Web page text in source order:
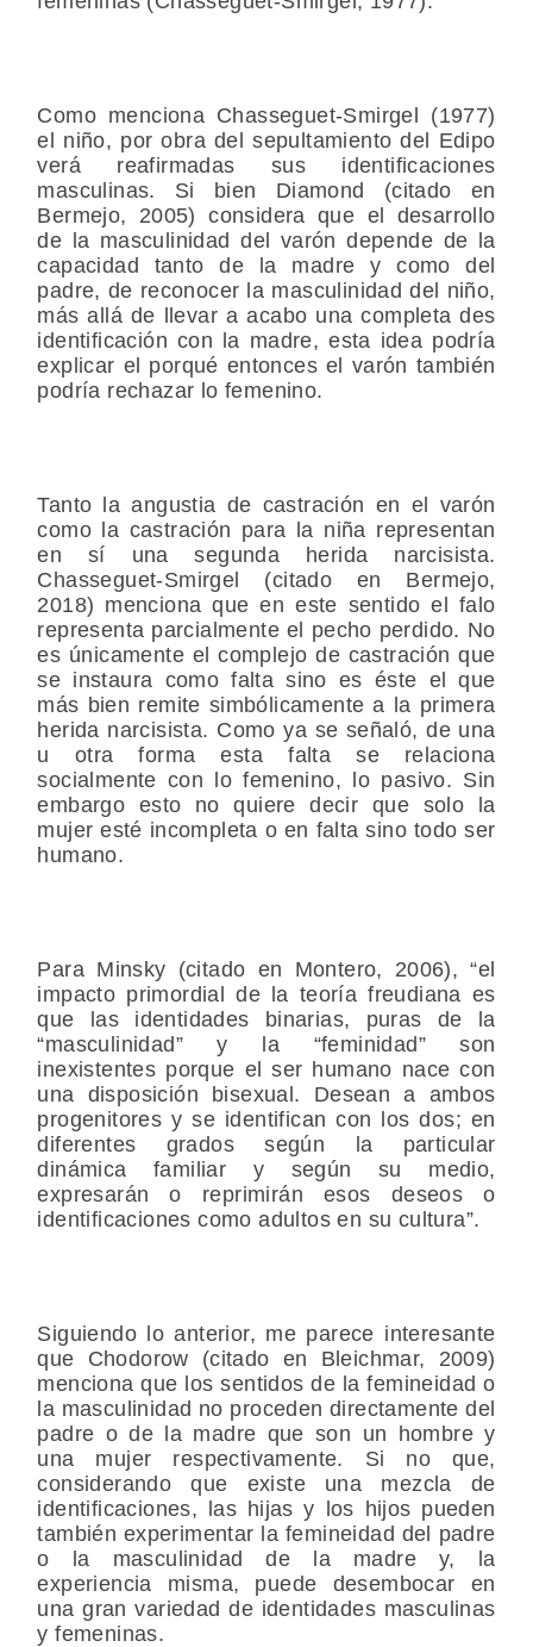
Como menciona Chasseguet-Smirgel (1977)
el niño, por obra del sepultamiento del Edipo
verá reafirmadas sus identificaciones
masculinas. Si bien Diamond (citado en
Bermejo, 2005) considera que el desarrollo
de la masculinidad del varón depende de la
capacidad tanto de la madre y como del
padre, de reconocer la masculinidad del niño,
más allá de llevar a acabo una completa des
identificación con la madre, esta idea podría
explicar el porqué entonces el varón también
podría rechazar lo femenino.
Tanto la angustia de castración en el varón
como la castración para la niña representan
en sí una segunda herida narcisista.
Chasseguet-Smirgel (citado en Bermejo,
2018) menciona que en este sentido el falo
representa parcialmente el pecho perdido. No
es únicamente el complejo de castración que
se instaura como falta sino es éste el que
más bien remite simbólicamente a la primera
herida narcisista. Como ya se señaló, de una
u otra forma esta falta se relaciona
socialmente con lo femenino, lo pasivo. Sin
embargo esto no quiere decir que solo la
mujer esté incompleta o en falta sino todo ser
humano.
Para Minsky (citado en Montero, 2006), “el
impacto primordial de la teoría freudiana es
que las identidades binarias, puras de la
“masculinidad” y la “feminidad” son
inexistentes porque el ser humano nace con
una disposición bisexual. Desean a ambos
progenitores y se identifican con los dos; en
diferentes grados según la particular
dinámica familiar y según su medio,
expresarán o reprimirán esos deseos o
identificaciones como adultos en su cultura”.
Siguiendo lo anterior, me parece interesante
que Chodorow (citado en Bleichmar, 2009)
menciona que los sentidos de la femineidad o
la masculinidad no proceden directamente del
padre o de la madre que son un hombre y
una mujer respectivamente. Si no que,
considerando que existe una mezcla de
identificaciones, las hijas y los hijos pueden
también experimentar la femineidad del padre
o la masculinidad de la madre y, la
experiencia misma, puede desembocar en
una gran variedad de identidades masculinas
y femeninas.